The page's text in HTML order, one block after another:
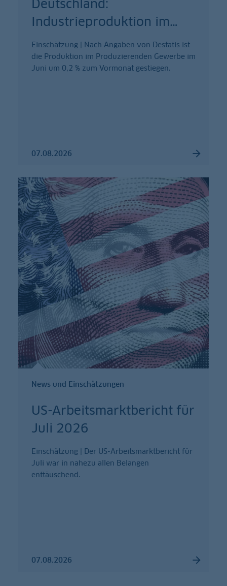
Deutschland:
Industrieproduktion im…
Einschätzung | Nach Angaben von Destatis ist
die Produktion im Produzierenden Gewerbe im
Juni um 0,2 % zum Vormonat gestiegen.
07.08.2026
News und Einschätzungen
US-Arbeitsmarktbericht für
Juli 2026
Einschätzung | Der US-Arbeitsmarktbericht für
Juli war in nahezu allen Belangen
enttäuschend.
07.08.2026